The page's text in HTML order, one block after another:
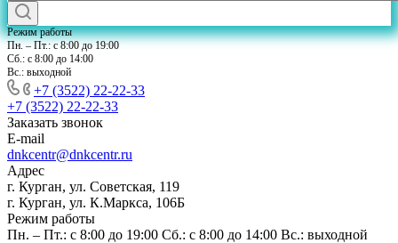
Режим работы
Пн. – Пт.: с 8:00 до 19:00
Сб.: с 8:00 до 14:00
Вс.: выходной
+7 (3522) 22-22-33
+7 (3522) 22-22-33
Заказать звонок
E-mail
dnkcentr@dnkcentr.ru
Адрес
г. Курган, ул. Советская, 119
г. Курган, ул. К.Маркса, 106Б
Режим работы
Пн. – Пт.: с 8:00 до 19:00 Сб.: с 8:00 до 14:00 Вс.: выходной